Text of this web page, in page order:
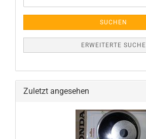
SUCHEN
ERWEITERTE SUCHE
Zuletzt angesehen